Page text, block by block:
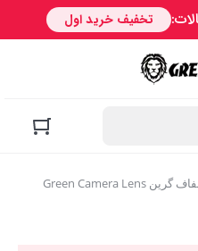
/ محافظ لنز شفاف گرین Green Camera Lens